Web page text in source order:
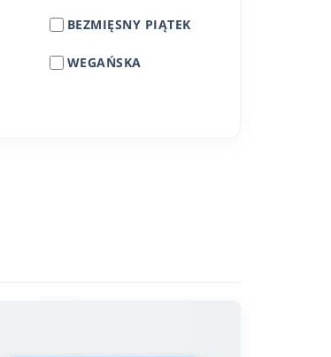
BEZMIĘSNY PIĄTEK
WEGAŃSKA